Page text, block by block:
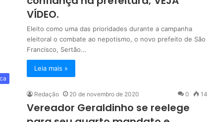
VÍDEO.
Eleito como uma das prioridades durante a campanha
eleitoral o combate ao nepotismo, o novo prefeito de São
Francisco, Sertão…
Leia mais »
Redação 20 de novembro de 2020 0 14
Vereador Geraldinho se reelege